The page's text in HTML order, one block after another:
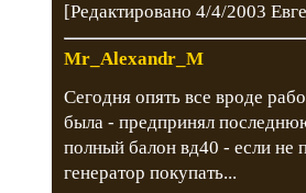
[Редактировано 4/4/2003
Mr_Alexandr_M
Сегодня опять все вроде
была - предпринял
полный балон вд40 - если не
генератор покупать...